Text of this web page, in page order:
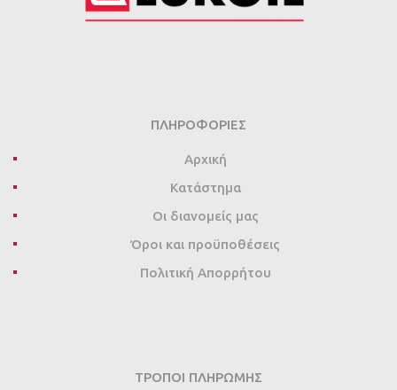
ΠΛΗΡΟΦΟΡΊΕΣ
Αρχική
Κατάστημα
Οι διανομείς μας
Όροι και προϋποθέσεις
Πολιτική Απορρήτου
ΤΡΌΠΟΙ ΠΛΗΡΩΜΉΣ